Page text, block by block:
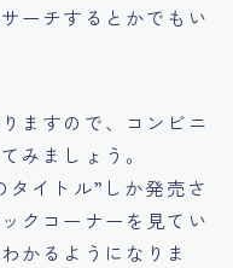
ーチするとかでもい
ますので、コンビニ
みましょう。
イトル”しか発売さ
クコーナーを見てい
かるようになりま